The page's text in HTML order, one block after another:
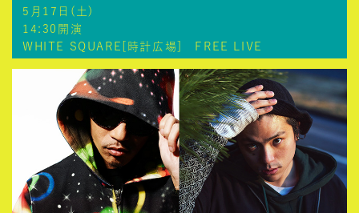
5月17日(土)
14:30開演
WHITE SQUARE[時計広場] FREE LIVE